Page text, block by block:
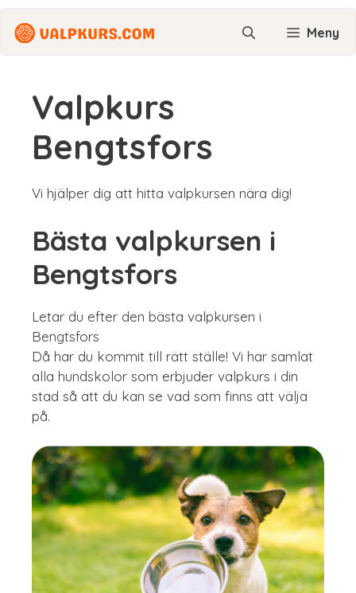
Hoppa
innehåll
Meny
Valpkurs
Bengtsfors
Vi hjälper dig att hitta valpkursen nära dig!
Bästa valpkursen i
Bengtsfors
Letar du efter den bästa valpkursen i
Bengtsfors
Då har du kommit till rätt ställe! Vi har samlat
alla hundskolor som erbjuder valpkurs i din
stad så att du kan se vad som finns att välja
på.